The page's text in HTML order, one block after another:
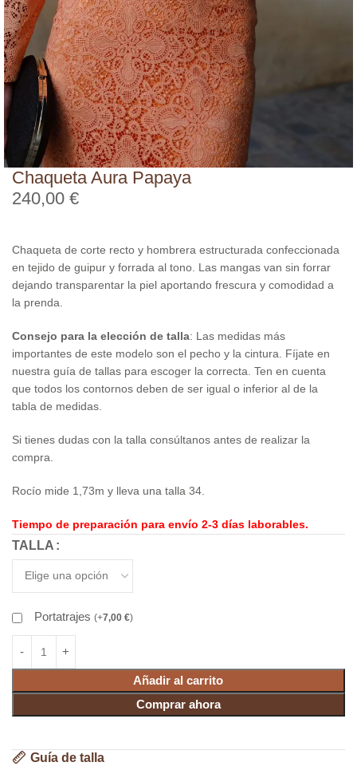
Chaqueta Aura Papaya
240,00 €
Chaqueta de corte recto y hombrera estructurada confeccionada
en tejido de guipur y forrada al tono. Las mangas van sin forrar
dejando transparentar la piel aportando frescura y comodidad a
la prenda.
Consejo para la elección de talla: Las medidas más
importantes de este modelo son el pecho y la cintura. Fíjate en
nuestra guía de tallas para escoger la correcta. Ten en cuenta
que todos los contornos deben de ser igual o inferior al de la
tabla de medidas.
Si tienes dudas con la talla consúltanos antes de realizar la
compra.
Rocío mide 1,73m y lleva una talla 34.
Tiempo de preparación para envío 2-3 días laborables.
TALLA
Portatrajes (+7,00 €)
Añadir al carrito
Comprar ahora
Guía de talla